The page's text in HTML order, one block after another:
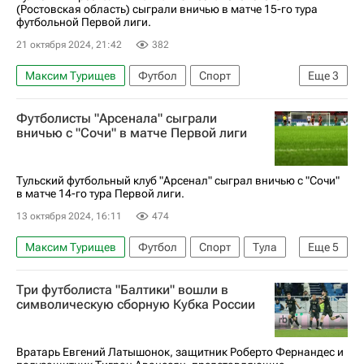
(Ростовская область) сыграли вничью в матче 15-го тура
футбольной Первой лиги.
21 октября 2024, 21:42 382
Еще3
Максим Турищев Футбол
Спорт
Арсенал (Лондон)
Первая лига
Чайка (Песчанокопское)
Футболисты "Арсенала" сыграли
вничью с "Сочи" в матче Первой лиги
Тульский футбольный клуб "Арсенал" сыграл вничью с "Сочи"
в матче 14-го тура Первой лиги.
13 октября 2024, 16:11 474
Еще5
Максим Турищев Футбол Спорт
Тула
Павел Мелешин
Арсенал (Лондон)
Сочи
Спартак Москва
Первая лига
Три футболиста "Балтики" вошли в
символическую сборную Кубка России
Вратарь Евгений Латышонок, защитник Роберто Фернандес и